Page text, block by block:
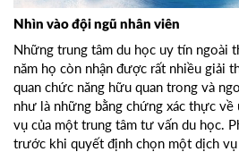
Nhìn vào đội ngũ nhân viên
Những trung tâm du học uy tín ngoài
năm họ còn nhận được rất nhiều giải
quan chức năng hữu quan trong và
như là những bằng chứng xác thực
vụ của một trung tâm tư vấn du học.
trước khi quyết định chọn một dịch